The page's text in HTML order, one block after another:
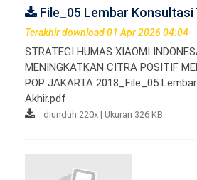
File_05 Lembar Konsultasi
Terakhir download 01 Apr 2026 04:04
STRATEGI HUMAS XIAOMI
MENINGKATKAN CITRA POSITIF
POP JAKARTA 2018_File_05
Akhir.pdf
diunduh 220x | Ukuran 326 KB